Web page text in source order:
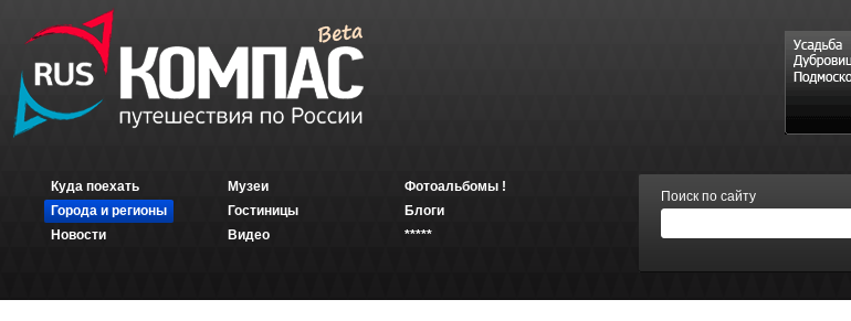
Куда поехать
Города и регионы
Новости
Музеи
Гостиницы
Видео
Фотоальбомы !
Блоги
*****
Поиск по сайту